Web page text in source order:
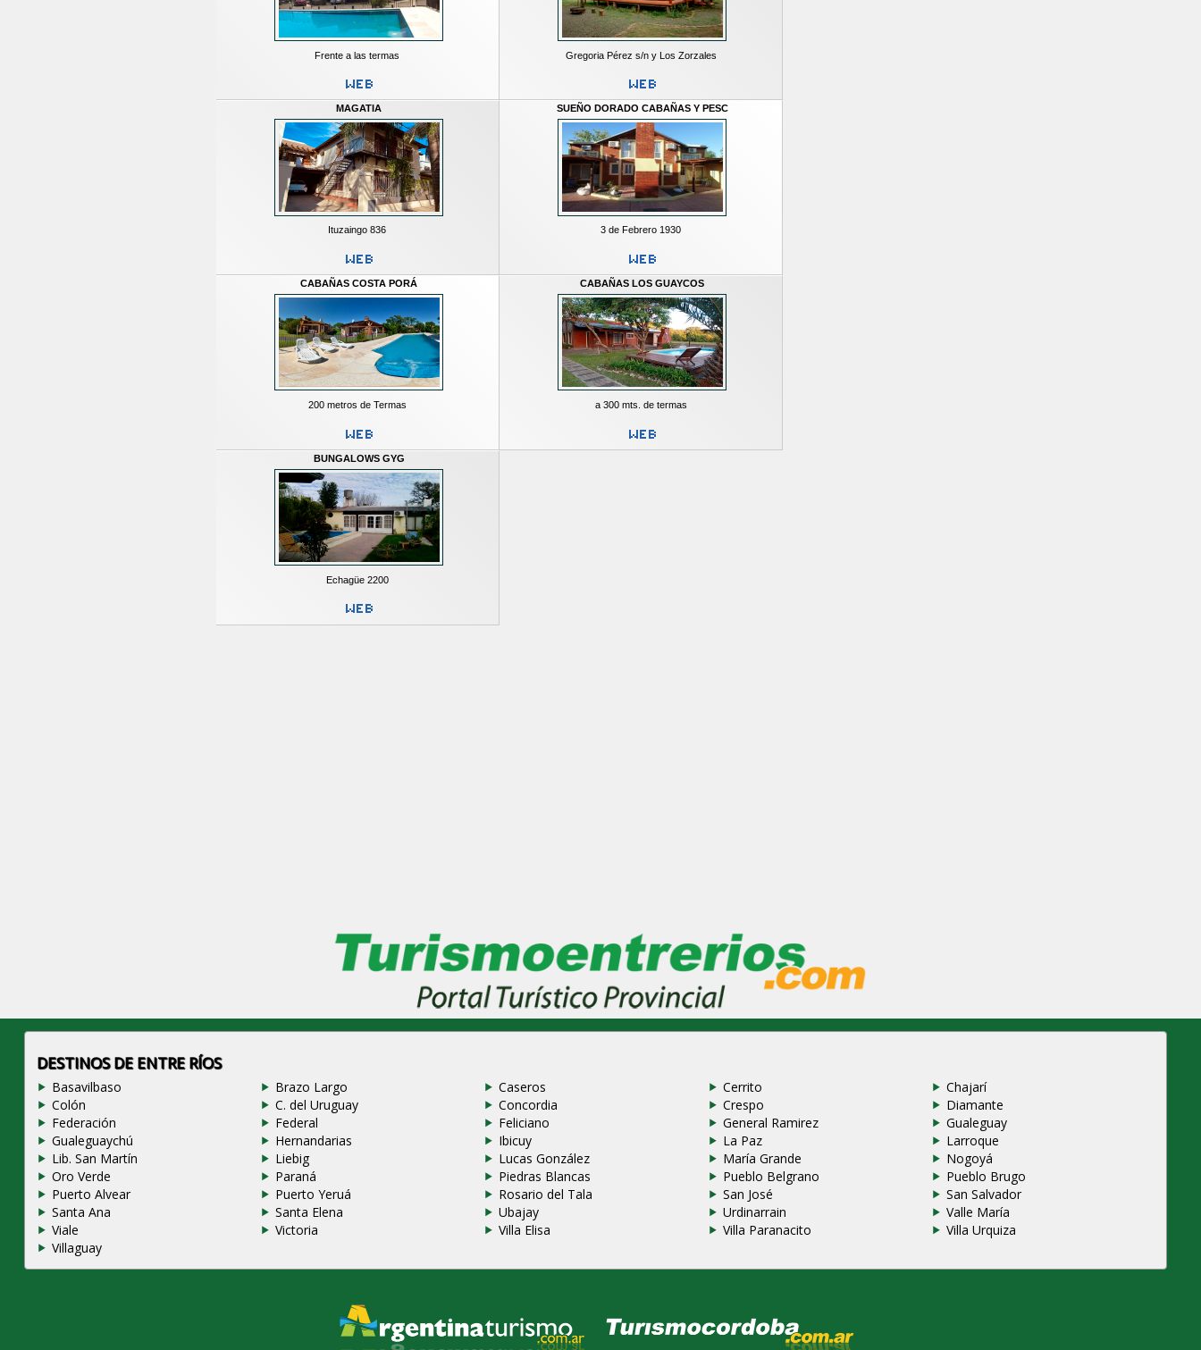
Frente a las termas Gregoria Pérez s/n y Los Zorzales
MAGATIA
Ituzaingo 836
SUEÑO DORADO CABAÑAS Y PESC
3 de Febrero 1930
CABAÑAS COSTA PORÁ
200 metros de Termas
CABAÑAS LOS GUAYCOS
a 300 mts. de termas
BUNGALOWS GYG
Echagüe 2200
DESTINOS DE ENTRE RÍOS
Basavilbaso Brazo Largo Caseros Cerrito
Chajarí
Colón
C. del Uruguay Concordia Crespo
Diamante
Federación
Federal Feliciano General Ramirez
Gualeguay
Gualeguaychú
Hernandarias Ibicuy La Paz
Larroque
Lib. San Martín
Liebig Lucas González María Grande
Nogoyá
Oro Verde
Paraná Piedras Blancas Pueblo Belgrano
Pueblo Brugo
Puerto Alvear
Puerto Yeruá Rosario del Tala San José
San Salvador
Santa Ana
Santa Elena Ubajay Urdinarrain
Valle María
Viale
Victoria Villa Elisa Villa Paranacito
Villa Urquiza
Villaguay